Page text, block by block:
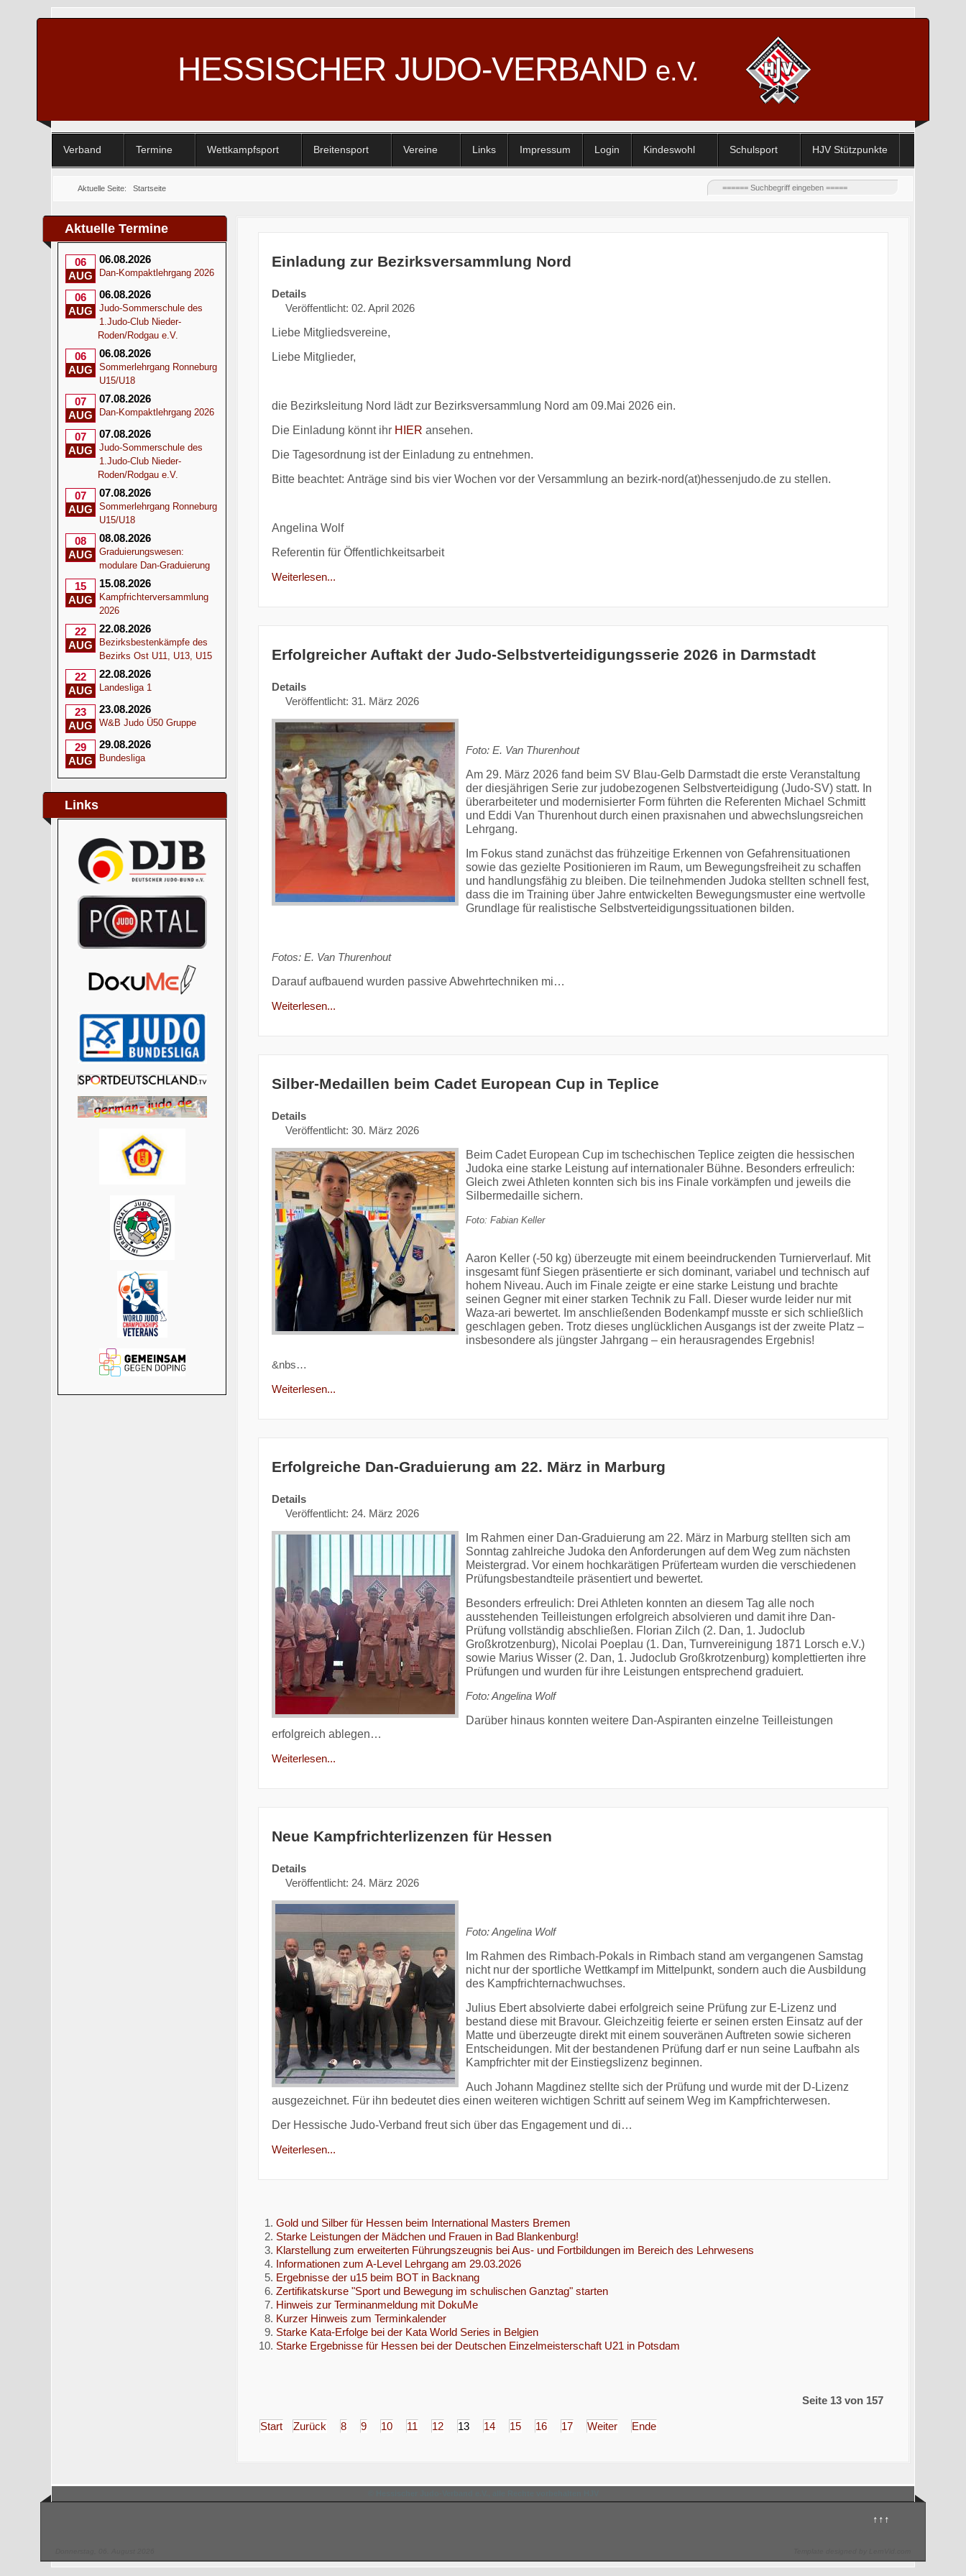
HESSISCHER JUDO-VERBAND e.V.
Verband Termine Wettkampfsport Breitensport Vereine Links Impressum Login Kindeswohl Schulsport HJV Stützpunkte
Aktuelle Seite:Startseite
Aktuelle Termine
06
AUG
06.08.2026
Dan-Kompaktlehrgang 2026
06
AUG
06.08.2026
Judo-Sommerschule des
1.Judo-Club Nieder-
Roden/Rodgau e.V.
06
AUG
06.08.2026
Sommerlehrgang Ronneburg
U15/U18
07
AUG
07.08.2026
Dan-Kompaktlehrgang 2026
07
AUG
07.08.2026
Judo-Sommerschule des
1.Judo-Club Nieder-
Roden/Rodgau e.V.
07
AUG
07.08.2026
Sommerlehrgang Ronneburg
U15/U18
08
AUG
08.08.2026
Graduierungswesen:
modulare Dan-Graduierung
15
AUG
15.08.2026
Kampfrichterversammlung
2026
22
AUG
22.08.2026
Bezirksbestenkämpfe des
Bezirks Ost U11, U13, U15
22
AUG
22.08.2026
Landesliga 1
23
AUG
23.08.2026
W&B Judo Ü50 Gruppe
29
AUG
29.08.2026
Bundesliga
Links
Einladung zur Bezirksversammlung Nord
Details
Veröffentlicht: 02. April 2026
Liebe Mitgliedsvereine,
Liebe Mitglieder,
die Bezirksleitung Nord lädt zur Bezirksversammlung Nord am 09.Mai 2026 ein.
Die Einladung könnt ihr HIER ansehen.
Die Tagesordnung ist der Einladung zu entnehmen.
Bitte beachtet: Anträge sind bis vier Wochen vor der Versammlung an bezirk-nord(at)hessenjudo.de zu stellen.
Angelina Wolf
Referentin für Öffentlichkeitsarbeit
Weiterlesen...
Erfolgreicher Auftakt der Judo-Selbstverteidigungsserie 2026 in Darmstadt
Details
Veröffentlicht: 31. März 2026
Foto: E. Van Thurenhout
Am 29. März 2026 fand beim SV Blau-Gelb Darmstadt die erste Veranstaltung
der diesjährigen Serie zur judobezogenen Selbstverteidigung (Judo-SV) statt. In
überarbeiteter und modernisierter Form führten die Referenten Michael Schmitt
und Eddi Van Thurenhout durch einen praxisnahen und abwechslungsreichen
Lehrgang.
Im Fokus stand zunächst das frühzeitige Erkennen von Gefahrensituationen
sowie das gezielte Positionieren im Raum, um Bewegungsfreiheit zu schaffen
und handlungsfähig zu bleiben. Die teilnehmenden Judoka stellten schnell fest,
dass die im Training über Jahre entwickelten Bewegungsmuster eine wertvolle
Grundlage für realistische Selbstverteidigungssituationen bilden.
Fotos: E. Van Thurenhout
Darauf aufbauend wurden passive Abwehrtechniken mi…
Weiterlesen...
Silber-Medaillen beim Cadet European Cup in Teplice
Details
Veröffentlicht: 30. März 2026
Beim Cadet European Cup im tschechischen Teplice zeigten die hessischen
Judoka eine starke Leistung auf internationaler Bühne. Besonders erfreulich:
Gleich zwei Athleten konnten sich bis ins Finale vorkämpfen und jeweils die
Silbermedaille sichern.
Foto: Fabian Keller
Aaron Keller (-50 kg) überzeugte mit einem beeindruckenden Turnierverlauf. Mit
insgesamt fünf Siegen präsentierte er sich dominant, variabel und technisch auf
hohem Niveau. Auch im Finale zeigte er eine starke Leistung und brachte
seinen Gegner mit einer starken Technik zu Fall. Dieser wurde leider nur mit
Waza-ari bewertet. Im anschließenden Bodenkampf musste er sich schließlich
geschlagen geben. Trotz dieses unglücklichen Ausgangs ist der zweite Platz –
insbesondere als jüngster Jahrgang – ein herausragendes Ergebnis!
&nbs…
Weiterlesen...
Erfolgreiche Dan-Graduierung am 22. März in Marburg
Details
Veröffentlicht: 24. März 2026
Im Rahmen einer Dan-Graduierung am 22. März in Marburg stellten sich am
Sonntag zahlreiche Judoka den Anforderungen auf dem Weg zum nächsten
Meistergrad. Vor einem hochkarätigen Prüferteam wurden die verschiedenen
Prüfungsbestandteile präsentiert und bewertet.
Besonders erfreulich: Drei Athleten konnten an diesem Tag alle noch
ausstehenden Teilleistungen erfolgreich absolvieren und damit ihre Dan-
Prüfung vollständig abschließen. Florian Zilch (2. Dan, 1. Judoclub
Großkrotzenburg), Nicolai Poeplau (1. Dan, Turnvereinigung 1871 Lorsch e.V.)
sowie Marius Wisser (2. Dan, 1. Judoclub Großkrotzenburg) komplettierten ihre
Prüfungen und wurden für ihre Leistungen entsprechend graduiert.
Foto: Angelina Wolf
Darüber hinaus konnten weitere Dan-Aspiranten einzelne Teilleistungen
erfolgreich ablegen…
Weiterlesen...
Neue Kampfrichterlizenzen für Hessen
Details
Veröffentlicht: 24. März 2026
Foto: Angelina Wolf
Im Rahmen des Rimbach-Pokals in Rimbach stand am vergangenen Samstag
nicht nur der sportliche Wettkampf im Mittelpunkt, sondern auch die Ausbildung
des Kampfrichternachwuchses.
Julius Ebert absolvierte dabei erfolgreich seine Prüfung zur E-Lizenz und
bestand diese mit Bravour. Gleichzeitig feierte er seinen ersten Einsatz auf der
Matte und überzeugte direkt mit einem souveränen Auftreten sowie sicheren
Entscheidungen. Mit der bestandenen Prüfung darf er nun seine Laufbahn als
Kampfrichter mit der Einstiegslizenz beginnen.
Auch Johann Magdinez stellte sich der Prüfung und wurde mit der D-Lizenz
ausgezeichnet. Für ihn bedeutet dies einen weiteren wichtigen Schritt auf seinem Weg im Kampfrichterwesen.
Der Hessische Judo-Verband freut sich über das Engagement und di…
Weiterlesen...
Gold und Silber für Hessen beim International Masters Bremen
Starke Leistungen der Mädchen und Frauen in Bad Blankenburg!
Klarstellung zum erweiterten Führungszeugnis bei Aus- und Fortbildungen im Bereich des Lehrwesens
Informationen zum A-Level Lehrgang am 29.03.2026
Ergebnisse der u15 beim BOT in Backnang
Zertifikatskurse "Sport und Bewegung im schulischen Ganztag" starten
Hinweis zur Terminanmeldung mit DokuMe
Kurzer Hinweis zum Terminkalender
Starke Kata-Erfolge bei der Kata World Series in Belgien
Starke Ergebnisse für Hessen bei der Deutschen Einzelmeisterschaft U21 in Potsdam
Seite 13 von 157
Start Zurück 8 9 10 11 12 13 14 15 16 17 Weiter Ende
↑↑↑